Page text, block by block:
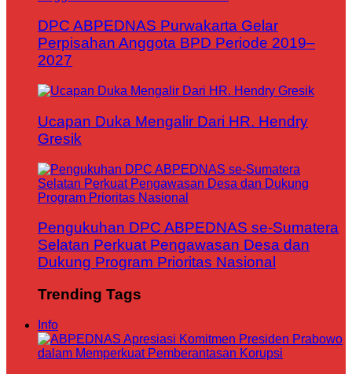
DPC ABPEDNAS Purwakarta Gelar
Perpisahan Anggota BPD Periode 2019–
2027
Ucapan Duka Mengalir Dari HR. Hendry
Gresik
Pengukuhan DPC ABPEDNAS se-Sumatera
Selatan Perkuat Pengawasan Desa dan
Dukung Program Prioritas Nasional
Trending Tags
Info